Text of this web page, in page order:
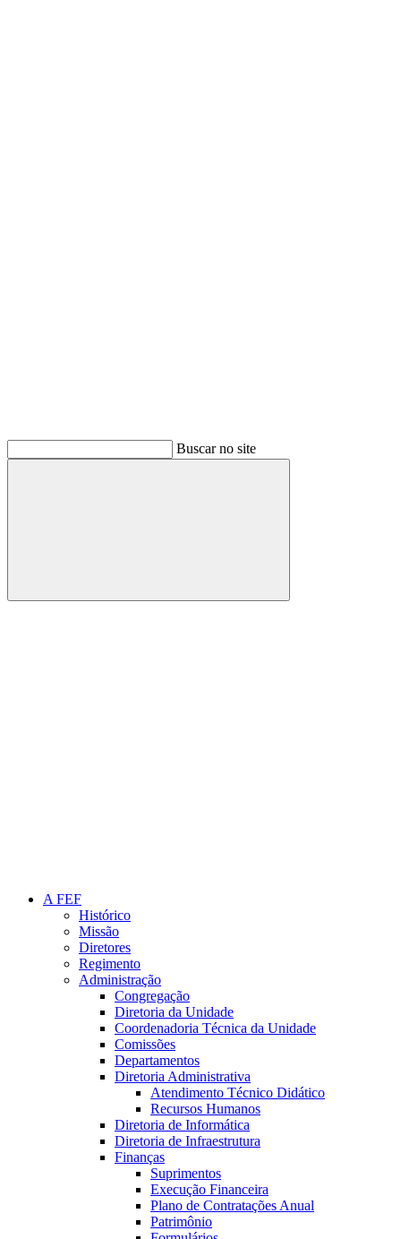
Buscar no site
Buscar
A FEF
Histórico
Missão
Diretores
Regimento
Administração
Congregação
Diretoria da Unidade
Coordenadoria Técnica da Unidade
Comissões
Departamentos
Diretoria Administrativa
Atendimento Técnico Didático
Recursos Humanos
Diretoria de Informática
Diretoria de Infraestrutura
Finanças
Suprimentos
Execução Financeira
Plano de Contratações Anual
Patrimônio